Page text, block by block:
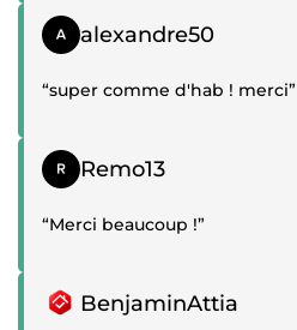
Positive review
alexandre50
“super comme d'hab ! merci”
Positive review
Remo13
“Merci beaucoup !”
Positive review
BenjaminAttia